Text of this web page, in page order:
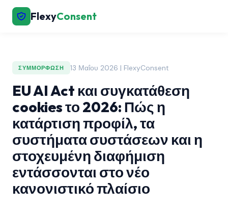
FlexyConsent
ΣΥΜΜΌΡΦΩΣΗ 13 Μαΐου 2026 | FlexyConsent
EU AI Act και συγκατάθεση
cookies το 2026: Πώς η
κατάρτιση προφίλ, τα
συστήματα συστάσεων και η
στοχευμένη διαφήμιση
εντάσσονται στο νέο
κανονιστικό πλαίσιο